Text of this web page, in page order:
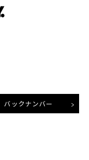
バックナンバー